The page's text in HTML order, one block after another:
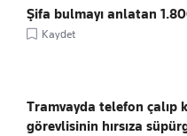
Şifa bulmayı anlatan
Kaydet
Tramvayda telefon çalıp
görevlisinin hırsıza